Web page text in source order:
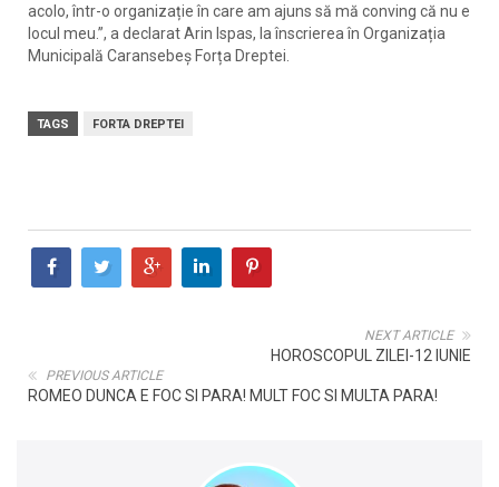
acolo, într-o organizație în care am ajuns să mă conving că nu e
locul meu.”, a declarat Arin Ispas, la înscrierea în Organizația
Municipală Caransebeș Forța Dreptei.
TAGS FORTA DREPTEI
NEXT ARTICLE
HOROSCOPUL ZILEI-12 IUNIE
PREVIOUS ARTICLE
ROMEO DUNCA E FOC SI PARA! MULT FOC SI MULTA PARA!